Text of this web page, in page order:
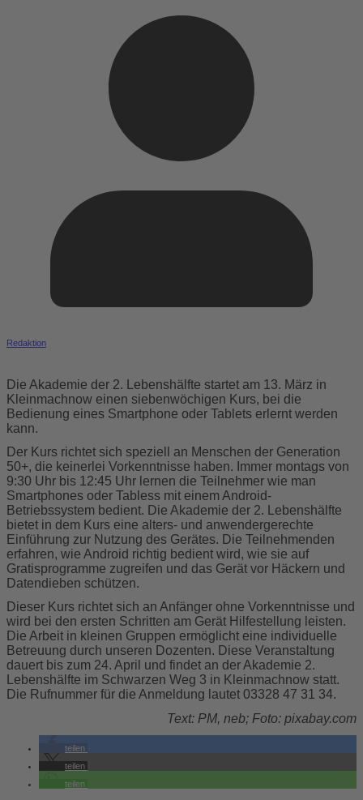
Redaktion
Die Akademie der 2. Lebenshälfte startet am 13. März in
Kleinmachnow einen siebenwöchigen Kurs, bei die
Bedienung eines Smartphone oder Tablets erlernt werden
kann.
Der Kurs richtet sich speziell an Menschen der Generation
50+, die keinerlei Vorkenntnisse haben. Immer montags von
9:30 Uhr bis 12:45 Uhr lernen die Teilnehmer wie man
Smartphones oder Tabless mit einem Android-
Betriebssystem bedient. Die Akademie der 2. Lebenshälfte
bietet in dem Kurs eine alters- und anwendergerechte
Einführung zur Nutzung des Gerätes. Die Teilnehmenden
erfahren, wie Android richtig bedient wird, wie sie auf
Gratisprogramme zugreifen und das Gerät vor Häckern und
Datendieben schützen.
Dieser Kurs richtet sich an Anfänger ohne Vorkenntnisse und
wird bei den ersten Schritten am Gerät Hilfestellung leisten.
Die Arbeit in kleinen Gruppen ermöglicht eine individuelle
Betreuung durch unseren Dozenten. Diese Veranstaltung
dauert bis zum 24. April und findet an der Akademie 2.
Lebenshälfte im Schwarzen Weg 3 in Kleinmachnow statt.
Die Rufnummer für die Anmeldung lautet 03328 47 31 34.
Text: PM, neb; Foto: pixabay.com
teilen
teilen
teilen